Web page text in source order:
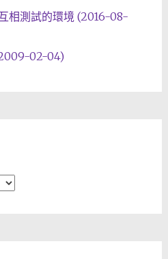
相測試的環境 (2016-08-
02-04)